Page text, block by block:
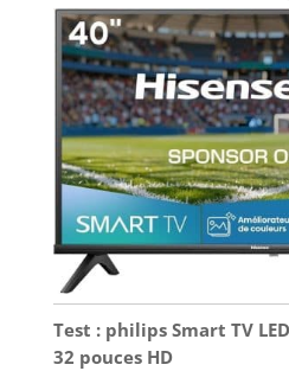
votre iPhone, iPad ou
téléviseur grâce à Apple
photos, lisez des vidéos
entier sans fil en
vos contenus préférés
appareil supplémentaire.
avec votre écosystème
Video】Regardez
et contenus originaux
grands succès,
primés, disponibles à tout
rapide et une lecture
est toujours prêt.
Test : philips Smart TV
32 pouces HD